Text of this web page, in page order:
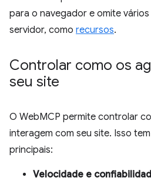
para o navegador e omite
servidor, como recursos.
Controlar como os
seu site
O WebMCP permite controlar
interagem com seu site. Isso
principais:
Velocidade e